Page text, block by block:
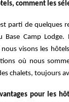
comment les
parti de quelques
Base Camp
visons les
où nous
chalets, toujours
pour les